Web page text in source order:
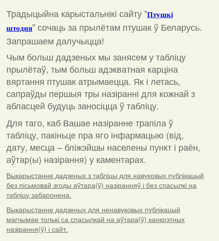
Традыцыйна карыстальнікі сайту "Птушкі
штодня"сочаць за прылётам птушак ў Беларусь.
Запрашаем далучыцца!
Чым больш дадзеных мы занясем у табліцу
прылётаў, тым больш адэкватная карціна
вяртання птушак атрымаецца. Як і летась,
сапраўды першыя тры назіранні для кожнай з
абласцей будуць заносіцца ў табліцу.
Для таго, каб Вашае назіранне трапіла ў
табліцу, пакіньце пра яго інфармацыю (від,
дату, месца – бліжэйшы населены пункт і раён,
аўтар(ы) назірання) у каментарах.
Выкарыстанне дадзеных з табліцы для навуковых публікацый
без пісьмовай згоды аўтара(ў) назіранняў і без спасылкі на
табліцу забаронена.
Выкарыстанне дадзеных для ненавуковых публікацый
магчымае толькі са спасылкай на аўтара(ў) канкрэтных
назірання(ў) і сайт.